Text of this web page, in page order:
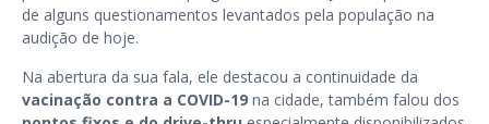
de alguns questionamentos levantados pela população na
audição de hoje.
Na abertura da sua fala, ele destacou a continuidade da
vacinação contra a COVID-19 na cidade, também falou dos